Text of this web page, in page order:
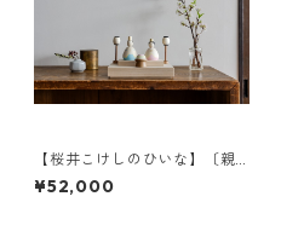
【桜井こけしのひいな】〔親
王飾りセット〕花みずき〈座
雛〉b
¥52,000